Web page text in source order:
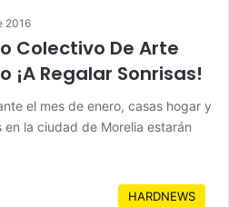
2016
Colectivo De Arte
¡A Regalar Sonrisas!
el mes de enero, casas hogar y
la ciudad de Morelia estarán
HARDNEWS